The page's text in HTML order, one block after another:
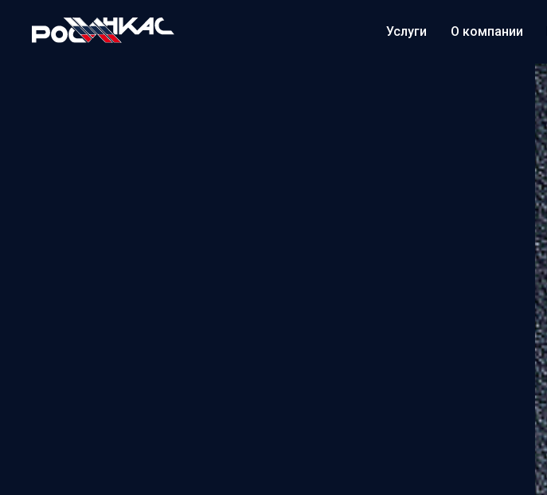
Услуги О компании